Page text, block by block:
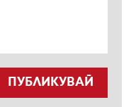
ПУБЛИКУВАЙ